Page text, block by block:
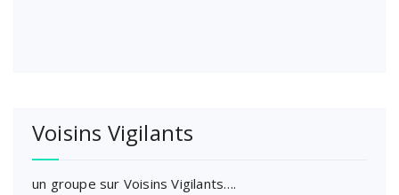
Voisins Vigilants
un groupe sur Voisins Vigilants….